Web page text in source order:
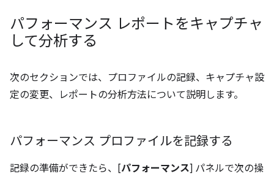
パフォーマンス レポートをキャプチャ
して分析する
次のセクションでは、プロファイルの記録、キャプチャ設
定の変更、レポートの分析方法について説明します。
パフォーマンス プロファイルを記録する
記録の準備ができたら、[パフォーマンス] パネルで次の操